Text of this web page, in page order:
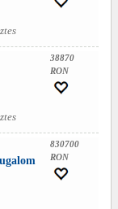
38870
RON
830700
RON